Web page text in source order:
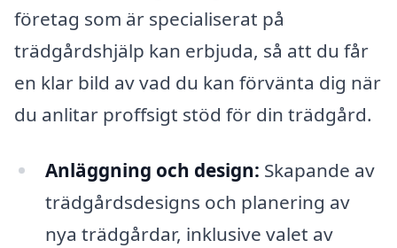
företag som är specialiserat på
trädgårdshjälp kan erbjuda, så att du får
en klar bild av vad du kan förvänta dig när
du anlitar proffsigt stöd för din trädgård.
Anläggning och design: Skapande av
trädgårdsdesigns och planering av
nya trädgårdar, inklusive valet av